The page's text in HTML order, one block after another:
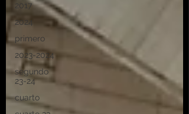
2017
2024
primero
2023-2024
segundo
23-24
cuarto